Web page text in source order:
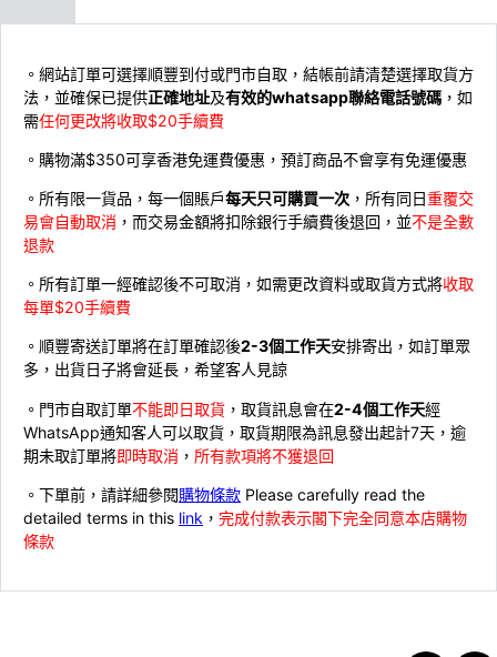
。網站訂單可選擇順豐到付或門市自取，結帳前請清楚選擇取貨方
法，並確保已提供正確地址及有效的whatsapp聯絡電話號碼 ，如
需任何更改將收取$20手續費
。購物滿$350可享香港免運費優惠，預訂商品不會享有免運優惠
。所有限一貨品，每一個賬戶每天只可購買一次 ，所有同日重覆交
易會自動取消 ，而交易金額將扣除銀行手續費後退回，並不是全數
退款
。所有訂單一經確認後不可取消，如需更改資料或取貨方式將收取
每單$20手續費
。順豐寄送訂單將在訂單確認後2-3個工作天安排寄出，如訂單眾
多，出貨日子將會延長，希望客人見諒
。門市自取訂單不能即日取貨 ，取貨訊息會在2-4個工作天經
WhatsApp通知客人可以取貨，取貨期限為訊息發出起計7天，逾
期未取訂單將即時取消 ， 所有款項將不獲退回
。下單前，請詳細參閱購物條款 Please carefully read the
detailed terms in this link ， 完成付款表示閣下完全同意本店購物
條款